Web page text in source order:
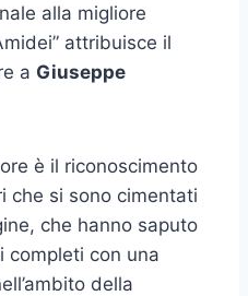
alla migliore
attribuisce il
a Giuseppe
è il riconoscimento
che si sono cimentati
che hanno saputo
completi con una
della